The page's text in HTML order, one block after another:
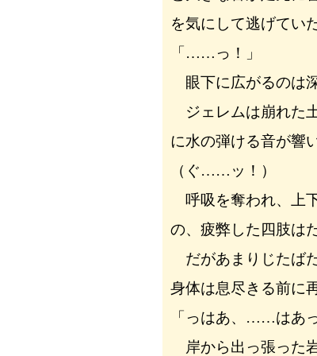
を気にして逃げてい
「……っ！」
眼下に広がるのは
ジェレムは崩れた
に水の弾ける音が響
（ぐ……ッ！）
呼吸を奪われ、上
の、疲弊した四肢は
だがあまりじたば
身体は息尽きる前に
「っはあ、……はあっ
岸から出っ張った